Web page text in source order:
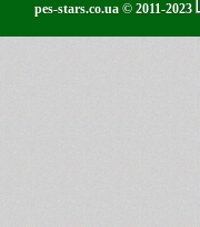
pes-stars.co.ua © 2011-2023